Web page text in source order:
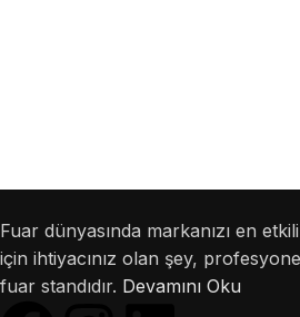
Fuar dünyasında markanızı en
için ihtiyacınız olan şey,
fuar standıdır. Devamını Oku